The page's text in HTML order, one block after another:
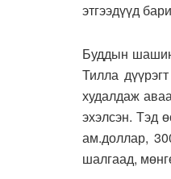
этгээдүүд
Буддын
Тилла
худалдаж
эхэлсэн. Тэд
ам.доллар,
шалгаад,